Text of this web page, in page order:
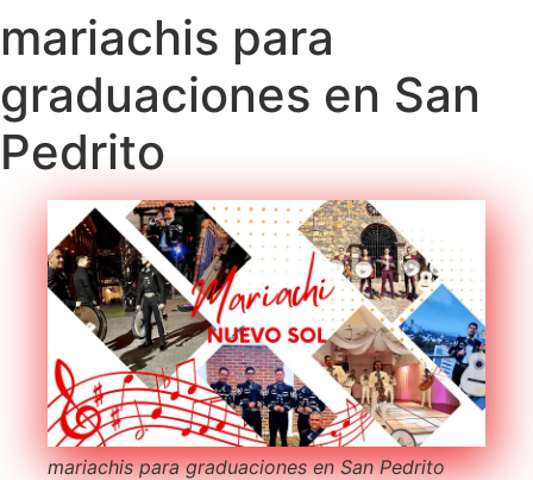
mariachis para
graduaciones en San
Pedrito
mariachis para graduaciones en San Pedrito